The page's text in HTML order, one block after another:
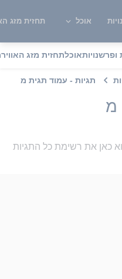
אוכל תחזית מזג
ופרשנויותאוכלתחזית מזג האוויר
תגיות - עמוד תגית מ
מ
כאן את רשימת כל התגיות